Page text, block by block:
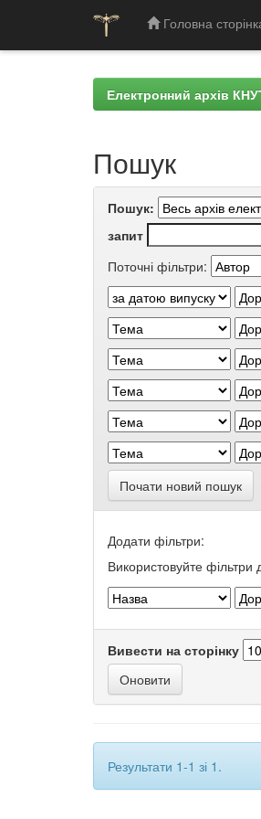
Головна
Електронний архів
Пошук
Пошук:
запит
Поточні фільтри:
Почати новий пошук
Додати фільтри:
Використовуйте фільтри
Вивести на сторінку
Результати 1-1 зі 1.